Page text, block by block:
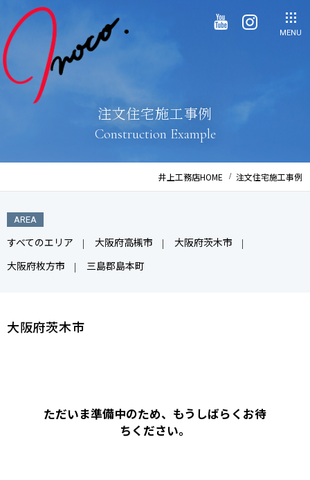
MENU
注文住宅施工事例
Construction Example
井上工務店HOME 注文住宅施工事例
AREA
すべてのエリア 大阪府高槻市
大阪府茨木市
大阪府枚方市
三島郡島本町
大阪府茨木市
ただいま準備中のため、もうしばらくお待
ちください。